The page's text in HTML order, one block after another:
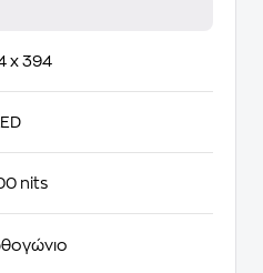
x 394
nits